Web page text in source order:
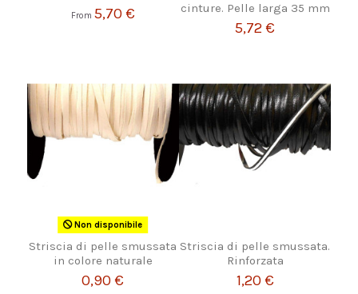
From 5,70 €
cinture. Pelle larga 35 mm
5,72 €
Non disponibile
Striscia di pelle smussata
in colore naturale
0,90 €
Striscia di pelle smussata.
Rinforzata
1,20 €